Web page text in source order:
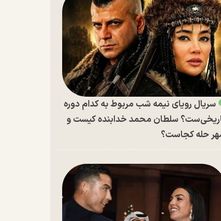
سریال رویای نیمه شب مربوط به کدام دوره
سلطان محمد خدابنده کیست و
حله کجاست؟